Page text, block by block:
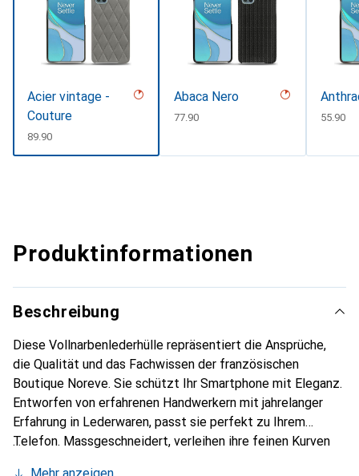
Acier vintage -
Couture
CHF
89.90
Abaca Nero
CHF
77.90 CHF
55.90
Produktinformationen
Beschreibung
Diese Vollnarbenlederhülle repräsentiert die Ansprüche,
die Qualität und das Fachwissen der französischen
Boutique Noreve. Sie schützt Ihr Smartphone mit Eleganz.
Entworfen von erfahrenen Handwerkern mit jahrelanger
Erfahrung in Lederwaren, passt sie perfekt zu Ihrem
Telefon. Massgeschneidert, verleihen ihre feinen Kurven